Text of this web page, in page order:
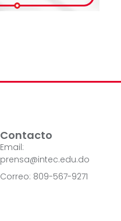
Contacto
Email:
prensa@intec.edu.do
Correo: 809-567-9271